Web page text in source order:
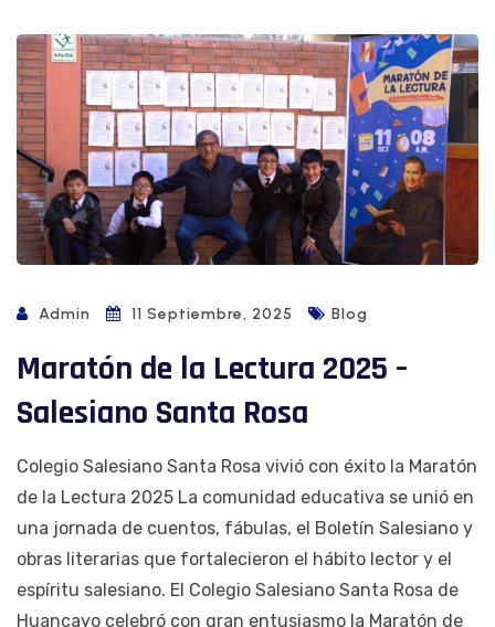
Admin 11 Septiembre, 2025 Blog
Maratón de la Lectura 2025 –
Salesiano Santa Rosa
Colegio Salesiano Santa Rosa vivió con éxito la Maratón
de la Lectura 2025 La comunidad educativa se unió en
una jornada de cuentos, fábulas, el Boletín Salesiano y
obras literarias que fortalecieron el hábito lector y el
espíritu salesiano. El Colegio Salesiano Santa Rosa de
Huancayo celebró con gran entusiasmo la Maratón de